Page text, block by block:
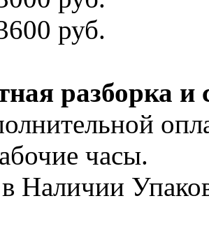
руб.
разборка и
часы.
в Наличии